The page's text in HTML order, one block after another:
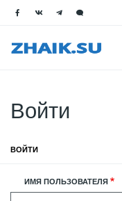
Войти
вкладки
ВОЙТИ
РЕГИСТРАЦИЯ
ИМЯ ПОЛЬЗОВАТЕЛЯ